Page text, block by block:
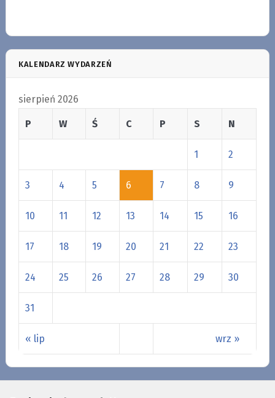
KALENDARZ WYDARZEŃ
sierpień 2026
P W Ś C P S N
« lip wrz »
1 2
3 4 5 6 7 8 9
10 11 12 13 14 15 16
17 18 19 20 21 22 23
24 25 26 27 28 29 30
31